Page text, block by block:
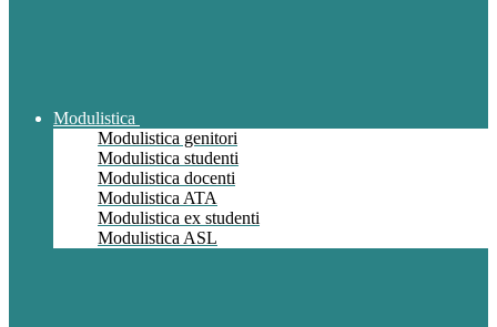
Modulistica
Modulistica genitori
Modulistica studenti
Modulistica docenti
Modulistica ATA
Modulistica ex studenti
Modulistica ASL